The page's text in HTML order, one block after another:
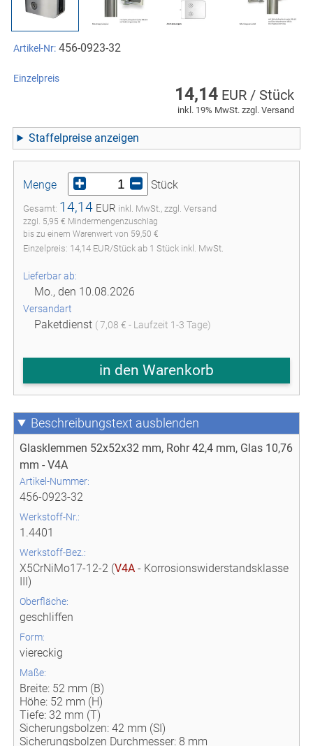
Artikel-Nr: 456-0923-32
Einzelpreis
14,14EUR / Stück
inkl. 19% MwSt. zzgl. Versand
Staffelpreise
Menge Stück
Gesamt: 14,14EUR inkl. MwSt., zzgl. Versand
zzgl. 5,95 € Mindermengenzuschlag
bis zu einem Warenwert von 59,50 €
Einzelpreis: 14,14EUR/Stückab 1 Stück inkl. MwSt.
Lieferbar ab:
Mo., den 10.08.2026
Versandart
Paketdienst ( 7,08 € - Laufzeit 1-3 Tage)
in den Warenkorb
Beschreibungstext
Glasklemmen 52x52x32 mm, Rohr 42,4 mm, Glas 10,76
mm - V4A
Artikel-Nummer:
456-0923-32
Werkstoff-Nr.:
1.4401
Werkstoff-Bez.:
X5CrNiMo17-12-2 (V4A - Korrosionswiderstandsklasse
III)
Oberfläche:
geschliffen
Form:
viereckig
Maße:
Breite: 52 mm (B)
Höhe: 52 mm (H)
Tiefe: 32 mm (T)
Sicherungsbolzen: 42 mm (SI)
Sicherungsbolzen Durchmesser: 8 mm